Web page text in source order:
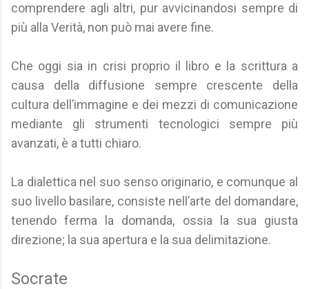
comprendere agli altri, pur avvicinandosi sempre di
più alla Verità, non può mai avere fine.
Che oggi sia in crisi proprio il libro e la scrittura a
causa della diffusione sempre crescente della
cultura dell’immagine e dei mezzi di comunicazione
mediante gli strumenti tecnologici sempre più
avanzati, è a tutti chiaro.
La dialettica nel suo senso originario, e comunque al
suo livello basilare, consiste nell’arte del domandare,
tenendo ferma la domanda, ossia la sua giusta
direzione; la sua apertura e la sua delimitazione.
Socrate